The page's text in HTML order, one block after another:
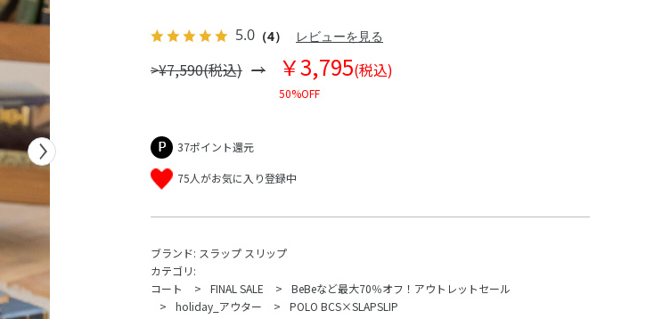
5.0 （4） レビューを見る
>¥7,590(税込) ￥3,795(税込)
50%OFF
37ポイント還元
75人がお気に入り登録中
ブランド: スラップ スリップ
カテゴリ:
コート
FINAL SALE
BeBeなど最大70％オフ！アウトレットセール
holiday_アウター
POLO BCS×SLAPSLIP